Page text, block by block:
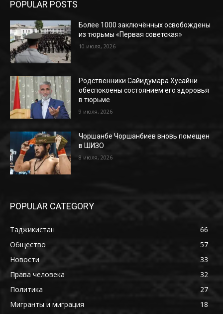
POPULAR POSTS
Более 1000 заключённых освобождены
из тюрьмы «Первая советская»
10 июля, 2026
Родственники Сайидумара Хусайни
обеспокоены состоянием его здоровья
в тюрьме
9 июля, 2026
Чоршанбе Чоршанбиев вновь помещен
в ШИЗО
8 июля, 2026
POPULAR CATEGORY
Таджикистан
66
Общество
57
Новости
33
Права человека
32
Политика
27
Мигранты и миграция
18